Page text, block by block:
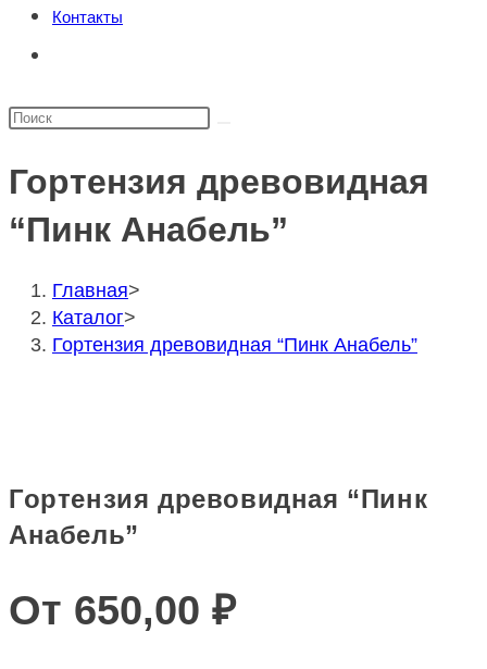
Контакты
по
Поиск
сайте
Гортензия древовидная
“Пинк Анабель”
Главная>
Каталог>
Гортензия древовидная “Пинк Анабель”
Гортензия древовидная “Пинк
Анабель”
От 650,00 ₽